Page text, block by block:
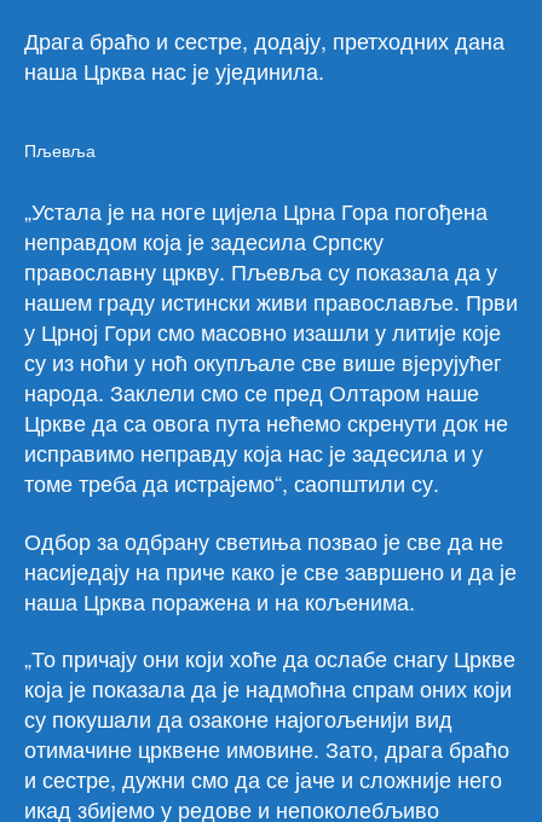
Драга браћо и сестре, додају, претходних дана
наша Црква нас је ујединила.
Пљевља
„Устала је на ноге цијела Црна Гора погођена
неправдом која је задесила Српску
православну цркву. Пљевља су показала да у
нашем граду истински живи православље. Први
у Црној Гори смо масовно изашли у литије које
су из ноћи у ноћ окупљале све више вјерујућег
народа. Заклели смо се пред Олтаром наше
Цркве да са овога пута нећемо скренути док не
исправимо неправду која нас је задесила и у
томе треба да истрајемо“, саопштили су.
Одбор за одбрану светиња позвао је све да не
насиједају на приче како је све завршено и да је
наша Црква поражена и на кољенима.
„То причају они који хоће да ослабе снагу Цркве
која је показала да је надмоћна спрам оних који
су покушали да озаконе најогољенији вид
отимачине црквене имовине. Зато, драга браћо
и сестре, дужни смо да се јаче и сложније него
икад збијемо у редове и непоколебљиво